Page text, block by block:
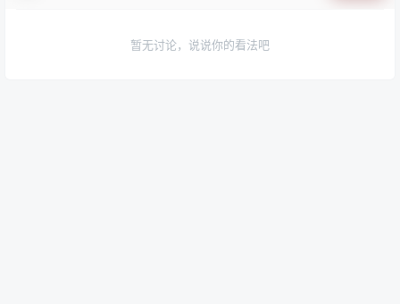
暂无讨论，说说你的看法吧